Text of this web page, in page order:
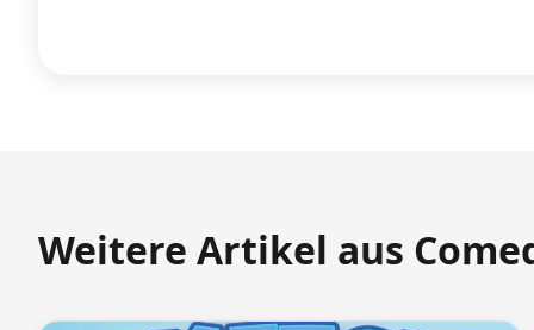
Weitere Artikel aus